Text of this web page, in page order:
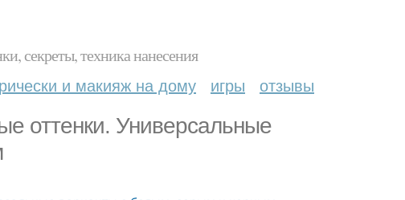
секреты, техника нанесения
и макияж на дому игры отзывы
оттенки. Универсальные